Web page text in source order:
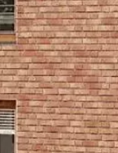
STRÖHER